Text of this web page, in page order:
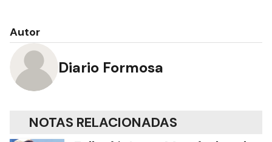
Autor
Diario Formosa
NOTAS RELACIONADAS